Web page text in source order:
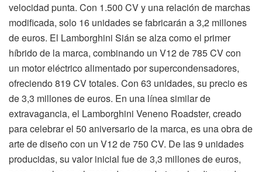
velocidad punta. Con 1.500 CV y una relación de marchas
modificada, solo 16 unidades se fabricarán a 3,2 millones
de euros. El Lamborghini Sián se alza como el primer
híbrido de la marca, combinando un V12 de 785 CV con
un motor eléctrico alimentado por supercondensadores,
ofreciendo 819 CV totales. Con 63 unidades, su precio es
de 3,3 millones de euros. En una línea similar de
extravagancia, el Lamborghini Veneno Roadster, creado
para celebrar el 50 aniversario de la marca, es una obra de
arte de diseño con un V12 de 750 CV. De las 9 unidades
producidas, su valor inicial fue de 3,3 millones de euros,